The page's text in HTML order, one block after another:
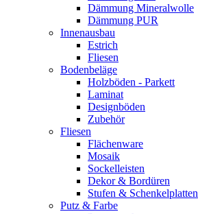
Dämmung Mineralwolle
Dämmung PUR
Innenausbau
Estrich
Fliesen
Bodenbeläge
Holzböden - Parkett
Laminat
Designböden
Zubehör
Fliesen
Flächenware
Mosaik
Sockelleisten
Dekor & Bordüren
Stufen & Schenkelplatten
Putz & Farbe